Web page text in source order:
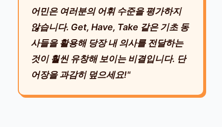
어민은 여러분의 어휘 수준을 평가하지
않습니다. Get, Have, Take 같은 기초 동
사들을 활용해 당장 내 의사를 전달하는
것이 훨씬 유창해 보이는 비결입니다. 단
어장을 과감히 덮으세요!"